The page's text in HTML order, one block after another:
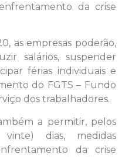
da crise
as empresas poderão,
salários, suspender
férias individuais e
do FGTS – Fundo
dos trabalhadores.
a permitir, pelos
dias, medidas
da crise